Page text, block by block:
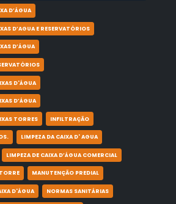
D’ÁGUA
D’AGUA E RESERVATÓRIOS
D’ÁGUA
D'ÁGUA
D’ÁGUA
TORRES INFILTRAÇÃO
LIMPEZA DA CAIXA D' AGUA
LIMPEZA DE CAIXA D’ÁGUA COMERCIAL
MANUTENÇÃO PREDIAL
D'ÁGUA NORMAS SANITÁRIAS